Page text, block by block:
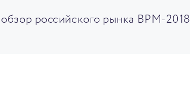
российского рынка BPM-2018